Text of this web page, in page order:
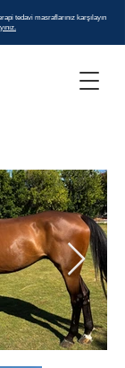
tedavi masraflarınız karşılayın